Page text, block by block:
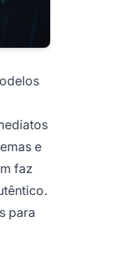
e
faz
para